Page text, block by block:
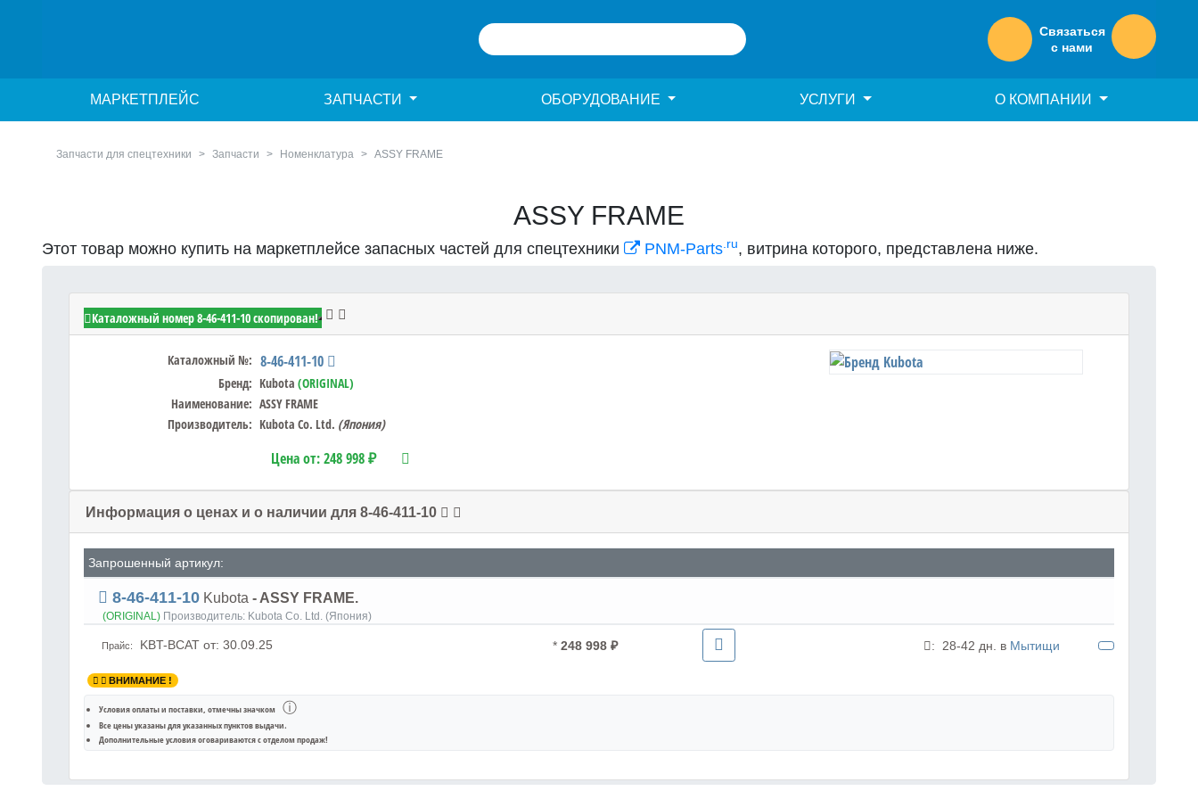
Связаться
с нами
МАРКЕТПЛЕЙС ЗАПЧАСТИ ОБОРУДОВАНИЕ УСЛУГИ О КОМПАНИИ
Запчасти для спецтехники Запчасти Номенклатура ASSY FRAME
ASSY FRAME
Этот товар можно купить на маркетплейсе запасных частей для спецтехники PNM-Parts.ru, витрина которого, представлена ниже.
Kubota 8-46-411-10 - ASSY FRAME
Каталожный №: 8-46-411-10
Бренд: Kubota (ORIGINAL)
Наименование: ASSY FRAME
Производитель: Kubota Co. Ltd. (Япония)
Цена от:248 998 ₽
Каталожный номер 8-46-411-10 скопирован!
Информация о ценах и о наличии для 8-46-411-10
Запрошенный артикул:
8-46-411-10 Kubota - ASSY FRAME.
(ORIGINAL)Производитель: Kubota Co. Ltd. (Япония)
Прайс: KBT-BCAT от: 30.09.25 * 248 998 ₽ : 28-42 дн. в Мытищи
ВНИМАНИЕ !
Условия оплаты и поставки , отмечны значком ⓘ
Все цены указаны дляуказанных пунктов выдачи.
Дополнительные условия оговариваются с отделом продаж!